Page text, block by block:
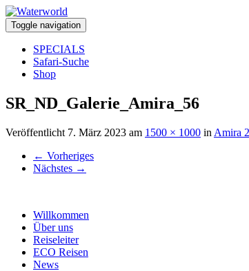
Toggle navigation
SPECIALS
Safari-Suche
Shop
SR_ND_Galerie_Amira_56
Veröffentlicht 7. März 2023 am 1500 × 1000 in Amira
← Vorheriges
Nächstes →
Willkommen
Über uns
Reiseleiter
ECO Reisen
News